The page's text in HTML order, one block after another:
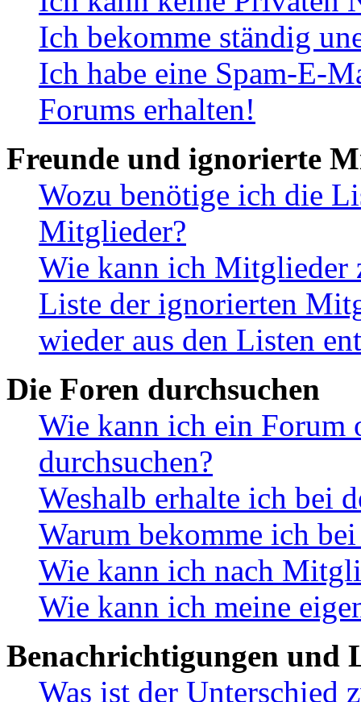
Ich bekomme ständig
Ich habe eine Spam-E-
Forums erhalten!
Freunde und ignorierte
Wozu benötige ich die
Mitglieder?
Wie kann ich Mitglieder
Liste der ignorierten
wieder aus den Listen
Die Foren durchsuchen
Wie kann ich ein Forum
durchsuchen?
Weshalb erhalte ich bei
Warum bekomme ich
Wie kann ich nach
Wie kann ich meine
Benachrichtigungen und
Was ist der Unterschied